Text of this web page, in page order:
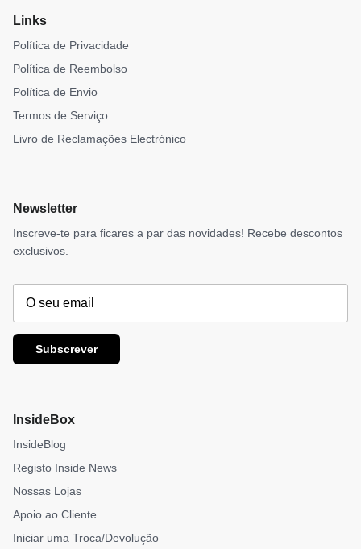
Links
Política de Privacidade
Política de Reembolso
Política de Envio
Termos de Serviço
Livro de Reclamações Electrónico
Newsletter
Inscreve-te para ficares a par das novidades! Recebe descontos
exclusivos.
Subscrever
InsideBox
InsideBlog
Registo Inside News
Nossas Lojas
Apoio ao Cliente
Iniciar uma Troca/Devolução